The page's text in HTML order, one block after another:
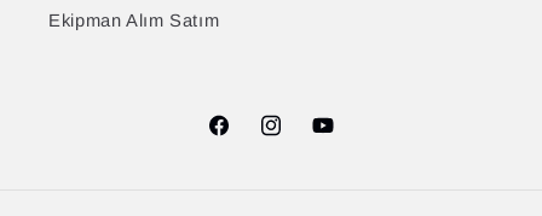
Ekipman Alım Satım
FacebookInstagramYouTube